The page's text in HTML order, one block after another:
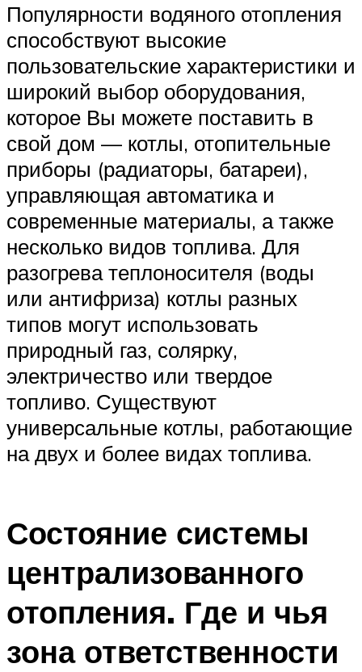
Популярности водяного отопления
способствуют высокие
пользовательские характеристики и
широкий выбор оборудования,
которое Вы можете поставить в
свой дом — котлы, отопительные
приборы (радиаторы, батареи),
управляющая автоматика и
современные материалы, а также
несколько видов топлива. Для
разогрева теплоносителя (воды
или антифриза) котлы разных
типов могут использовать
природный газ, солярку,
электричество или твердое
топливо. Существуют
универсальные котлы, работающие
на двух и более видах топлива.
Состояние системы
централизованного
отопления. Где и чья
зона ответственности